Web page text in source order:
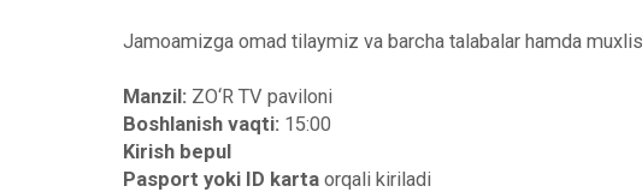
Jamoamizga omad tilaymiz va barcha talabalar hamda
Manzil: ZO‘R TV paviloni
Boshlanish vaqti: 15:00
Kirish bepul
Pasport yoki ID karta orqali kiriladi